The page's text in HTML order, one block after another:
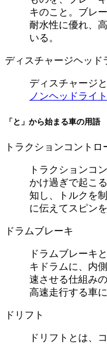
キのこと。ブレ
耐水性に優れ、
いる。
ディスチャージヘッド
ディスチャージ
ノンヘッドライト
「と」から始まる車の用語
トラクションコントロ
トラクションコ
かけ過ぎで起こ
知し、トルクを
に伝えてスピン
ドラムブレーキ
ドラムブレーキ
キドラムに、内
速させる仕組み
高速走行する車
ドリフト
ドリフトとは、